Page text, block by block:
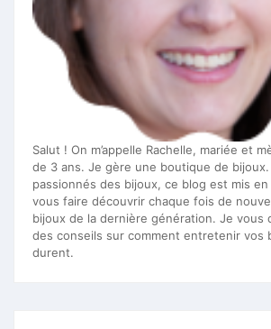
Salut ! On m’appelle Rachelle, mariée et
de 3 ans. Je gère une boutique de bijoux.
passionnés des bijoux, ce blog est mis
vous faire découvrir chaque fois de
bijoux de la dernière génération. Je vous
des conseils sur comment entretenir vos
durent.